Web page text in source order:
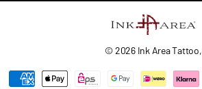
©2026Ink Area Tattoo,